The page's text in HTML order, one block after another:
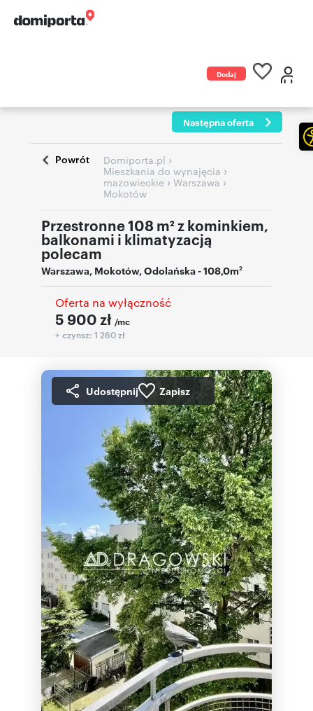
Dodaj
Następna oferta
Powrót Domiporta.pl ›
Mieszkania do wynajęcia ›
mazowieckie › Warszawa ›
Mokotów
Przestronne 108 m² z kominkiem,
balkonami i klimatyzacją
polecam
Warszawa, Mokotów,Odolańska- 108,0m2
Oferta na wyłączność
5 900 zł /mc
+ czynsz: 1 260 zł
Udostępnij Zapisz